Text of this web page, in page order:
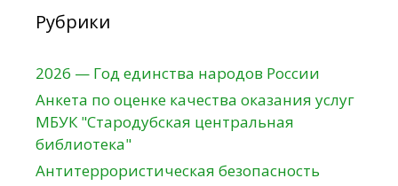
Рубрики
2026 — Год единства народов России
Анкета по оценке качества оказания услуг
МБУК "Стародубская центральная
библиотека"
Антитеррористическая безопасность